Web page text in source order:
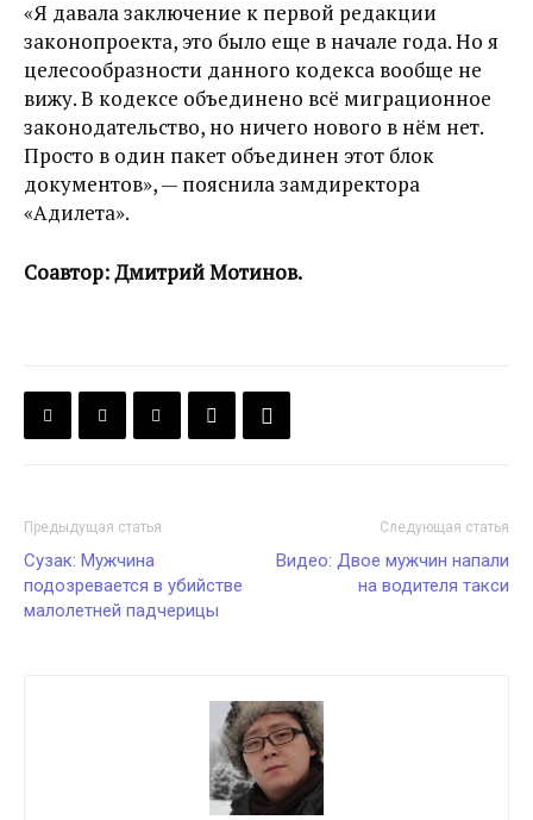
«Я давала заключение к первой редакции
законопроекта, это было еще в начале года. Но я
целесообразности данного кодекса вообще не
вижу. В кодексе объединено всё миграционное
законодательство, но ничего нового в нём нет.
Просто в один пакет объединен этот блок
документов», — пояснила замдиректора
«Адилета».
Соавтор: Дмитрий Мотинов.
Предыдущая статья
Сузак: Мужчина
подозревается в убийстве
малолетней падчерицы
Следующая статья
Видео: Двое мужчин напали
на водителя такси